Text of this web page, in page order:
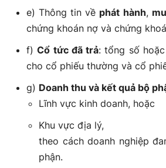
e) Thông tin về phát hành,
chứng khoán nợ và chứng
f)Cổ tức đã trả: tổng số
cho cổ phiếu thường và cổ
g) Doanh thu và kết quả bộ
Lĩnh vực kinh doanh, hoặc
Khu vực địa lý,
theo cách doanh nghiệp
phận.